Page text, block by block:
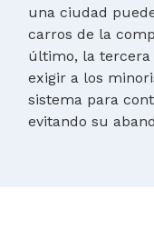
una ciudad
carros de la
último, la tercera
exigir a los
sistema para
evitando su